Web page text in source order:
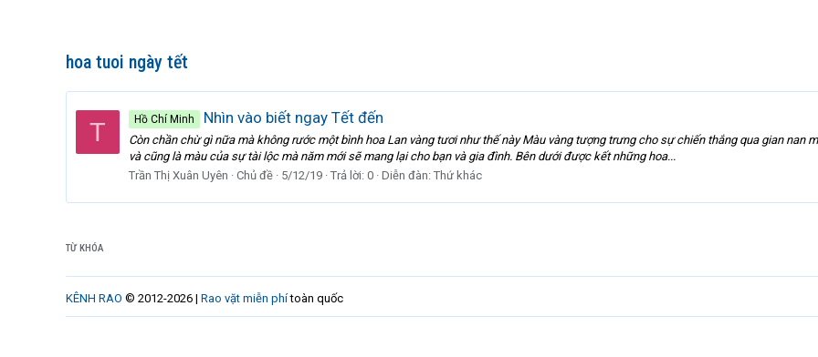
hoa tuoi ngày tết
T Hồ Chí Minh Nhìn vào biết ngay Tết đến
Còn chần chừ gì nữa mà không rước một bình hoa Lan vàng tươi như thế này Màu vàng tượng trưng cho sự chiến thắng qua gian nan
và cũng là màu của sự tài lộc mà năm mới sẽ mang lại cho bạn và gia đình. Bên dưới được kết những hoa...
Trần Thị Xuân Uyên
Chủ đề 5/12/19 Trả lời: 0 Diễn đàn: Thứ khác
TỪ KHÓA
KÊNH RAO © 2012-2026 | Rao vặt miễn phítoàn quốc